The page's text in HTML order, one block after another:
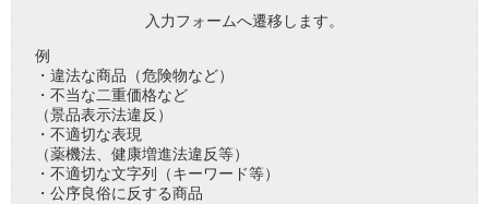
入力フォームへ遷移します。
例
・違法な商品（危険物など）
・不当な二重価格など
（景品表示法違反）
・不適切な表現
（薬機法、健康増進法違反等）
・不適切な文字列（キーワード等）
・公序良俗に反する商品